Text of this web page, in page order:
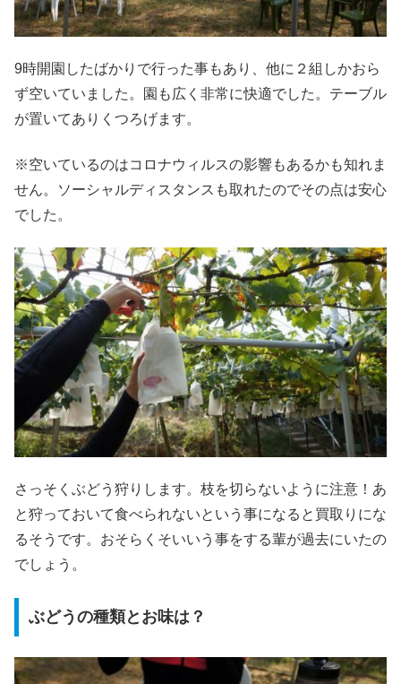
9時開園したばかりで行った事もあり、他に２組しかおら
ず空いていました。園も広く非常に快適でした。テーブル
が置いてありくつろげます。
※空いているのはコロナウィルスの影響もあるかも知れま
せん。ソーシャルディスタンスも取れたのでその点は安心
でした。
さっそくぶどう狩りします。枝を切らないように注意！あ
と狩っておいて食べられないという事になると買取りにな
るそうです。おそらくそいいう事をする輩が過去にいたの
でしょう。
ぶどうの種類とお味は？